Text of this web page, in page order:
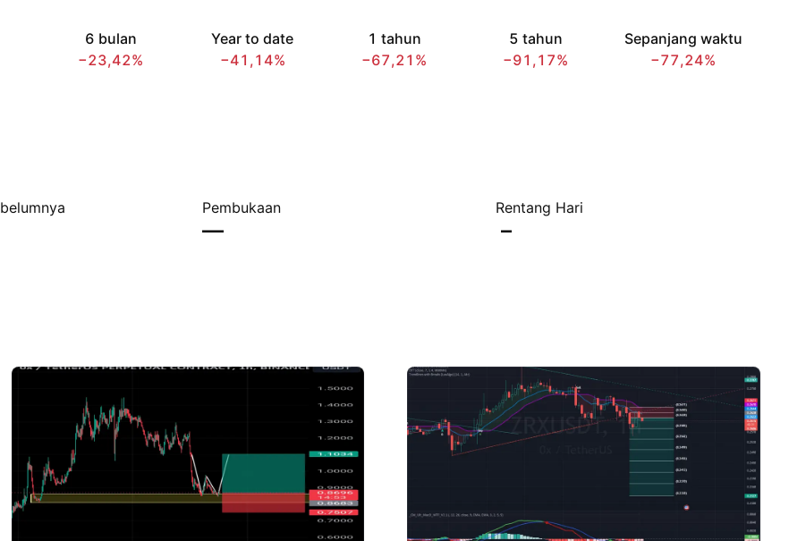
6 bulan
−23,42%
Year to date
−41,14%
1 tahun
−67,21%
5 tahun
−91,17%
Sepanjang waktu
−77,24%
Pembukaan
—
Rentang Hari
–